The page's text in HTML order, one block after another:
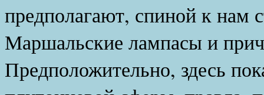
предполагают, спиной к нам
Маршальские лампасы и
Предположительно, здесь